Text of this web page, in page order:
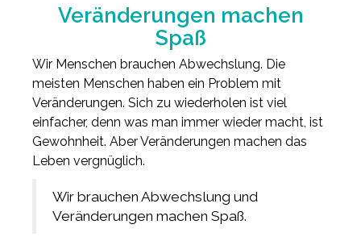
Veränderungen machen
Spaß
Wir Menschen brauchen Abwechslung. Die
meisten Menschen haben ein Problem mit
Veränderungen. Sich zu wiederholen ist viel
einfacher, denn was man immer wieder macht, ist
Gewohnheit. Aber Veränderungen machen das
Leben vergnüglich.
Wir brauchen Abwechslung und
Veränderungen machen Spaß.